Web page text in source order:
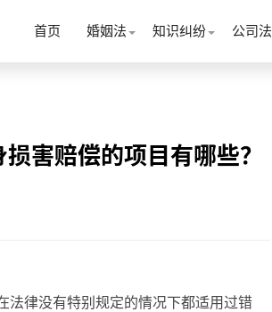
首页 婚姻法 知识纠纷 公司法
害赔偿的项目有哪些？
法律没有特别规定的情况下都适用过错